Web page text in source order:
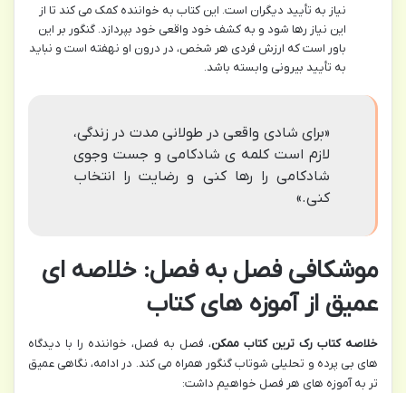
نیاز به تأیید دیگران است. این کتاب به خواننده کمک می کند تا از
این نیاز رها شود و به کشف خود واقعی خود بپردازد. گنگور بر این
باور است که ارزش فردی هر شخص، در درون او نهفته است و نباید
به تأیید بیرونی وابسته باشد.
«برای شادی واقعی در طولانی مدت در زندگی،
لازم است کلمه ی شادکامی و جست وجوی
شادکامی را رها کنی و رضایت را انتخاب
کنی.»
موشکافی فصل به فصل: خلاصه ای
عمیق از آموزه های کتاب
خلاصه کتاب رک ترین کتاب ممکن، فصل به فصل، خواننده را با دیدگاه
های بی پرده و تحلیلی شوتاب گنگور همراه می کند. در ادامه، نگاهی عمیق
تر به آموزه های هر فصل خواهیم داشت: